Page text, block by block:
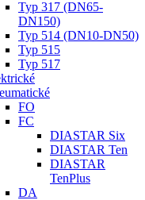
Typ 317 (DN65-
DN150)
Typ 514 (DN10-DN50)
Typ 515
Typ 517
FO
FC
DIASTAR Six
DIASTAR Ten
DIASTAR
TenPlus
DA